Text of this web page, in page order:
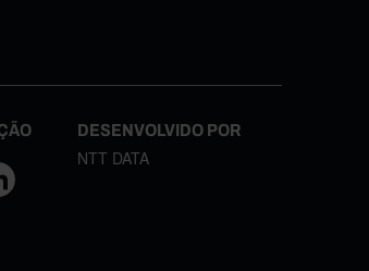
DESENVOLVIDO POR
NTT DATA